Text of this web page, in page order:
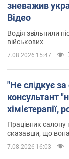
зневажив
Відео
Водія звільнили
військових
7.08.2026 15:47
"Не слідкує за
консультант
хімієтерапії,
Працівник салону
сказавши, що вона
7.08.2026 16:03